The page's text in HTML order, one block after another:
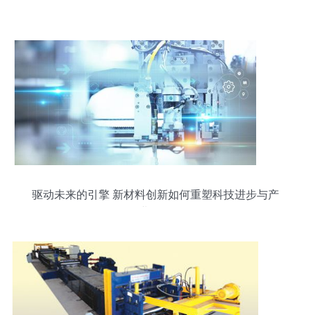
驱动未来的引擎 新材料创新如何重塑科技进步与产